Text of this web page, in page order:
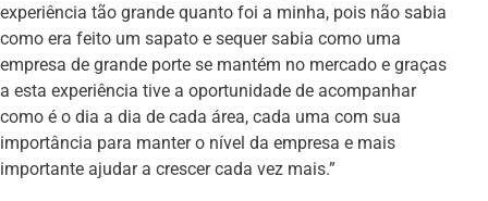
experiência tão grande quanto foi a minha, pois não sabia
como era feito um sapato e sequer sabia como uma
empresa de grande porte se mantém no mercado e graças
a esta experiência tive a oportunidade de acompanhar
como é o dia a dia de cada área, cada uma com sua
importância para manter o nível da empresa e mais
importante ajudar a crescer cada vez mais.”